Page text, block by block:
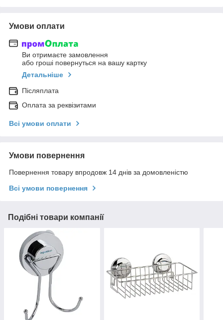
Умови оплати
Ви отримаєте замовлення
або гроші повернуться на вашу картку
Детальніше
Післяплата
Оплата за реквізитами
Всі умови оплати
Умови повернення
Повернення товару впродовж 14 днів за домовленістю
Всі умови повернення
Подібні товари компанії